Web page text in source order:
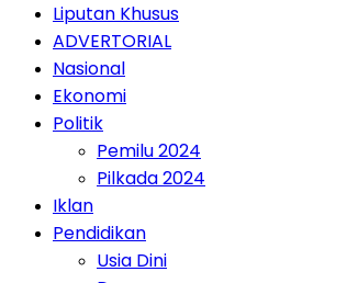
Liputan Khusus
ADVERTORIAL
Nasional
Ekonomi
Politik
Pemilu 2024
Pilkada 2024
Iklan
Pendidikan
Usia Dini